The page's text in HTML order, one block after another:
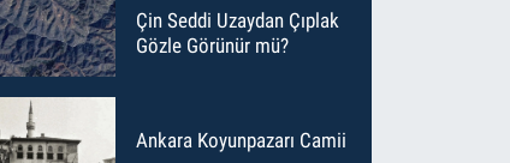
Çin Seddi Uzaydan Çıplak
Gözle Görünür mü?
Ankara Koyunpazarı Camii